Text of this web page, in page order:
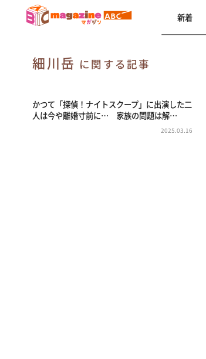
新着
細川岳 に関する記事
かつて「探偵！ナイトスクープ」に出演した二
人は今や離婚寸前に… 家族の問題は解…
2025.03.16